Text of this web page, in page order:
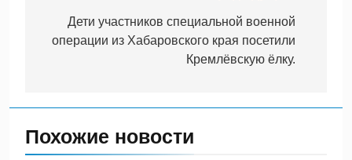
записям
Дети участников специальной военной
операции из Хабаровского края посетили
Кремлёвскую ёлку.
Похожие новости